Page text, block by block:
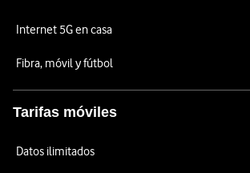
Internet 5G en casa
Fibra, móvil y fútbol
Tarifas móviles
Datos ilimitados